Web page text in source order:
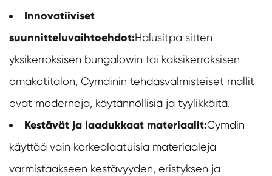
Innovatiiviset
suunnitteluvaihtoehdot:Halusitpa sitten
yksikerroksisen bungalowin tai kaksikerroksisen
omakotitalon, Cymdinin tehdasvalmisteiset mallit
ovat moderneja, käytännöllisiä ja tyylikkäitä.
Kestävät ja laadukkaat materiaalit:Cymdin
käyttää vain korkealaatuisia materiaaleja
varmistaakseen kestävyyden, eristyksen ja